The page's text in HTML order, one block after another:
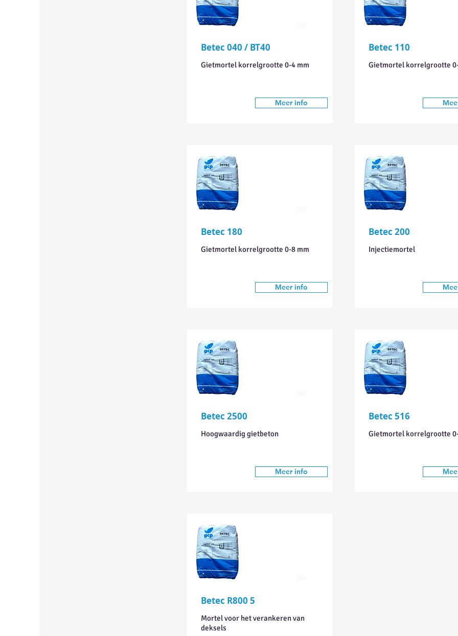
Betec 040 / BT40
Gietmortel korrelgrootte 0-4 mm
Meer info
Betec 180
Gietmortel korrelgrootte 0-8 mm
Meer info
Betec 2500
Hoogwaardig gietbeton
Meer info
Betec R800 5
Mortel voor het verankeren van
deksels
Betec 110
Gietmortel korrelgrootte
Betec 200
Injectiemortel
Betec 516
Gietmortel korrelgrootte